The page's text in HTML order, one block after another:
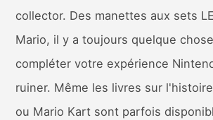
collector. Des manettes aux sets
Mario, il y a toujours quelque
compléter votre expérience
ruiner. Même les livres sur
ou Mario Kart sont parfois